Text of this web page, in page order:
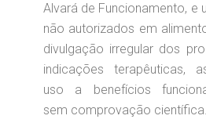
Alvará de Funcionamento, e
não autorizados em
divulgação irregular dos
indicações terapêuticas,
uso a benefícios
sem comprovação científica.